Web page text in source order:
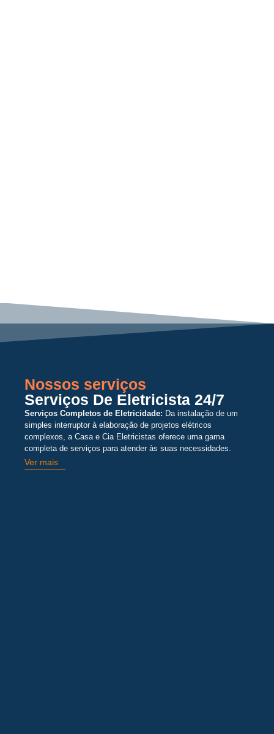
Nossos serviços
Serviços De Eletricista 24/7
Serviços Completos de Eletricidade: Da instalação de um
simples interruptor à elaboração de projetos elétricos
complexos, a Casa e Cia Eletricistas oferece uma gama
completa de serviços para atender às suas necessidades.
Ver mais